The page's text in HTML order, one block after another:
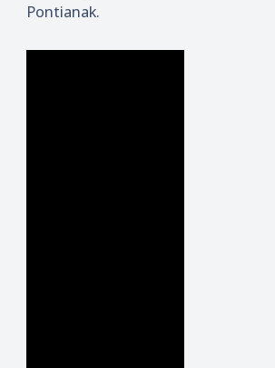
Pontianak.